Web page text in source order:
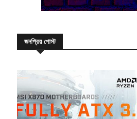
জনপ্রিয় পোস্ট